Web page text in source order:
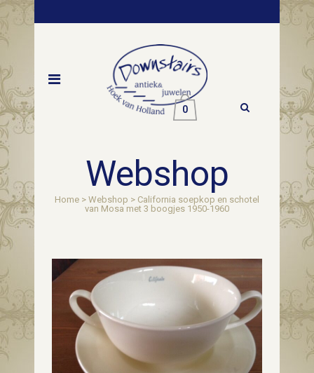
0
Webshop
Home > Webshop > California soepkop en schotel
van Mosa met 3 boogjes 1950-1960